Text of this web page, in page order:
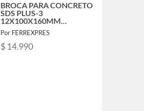
BROCA PARA CONCRETO
SDS PLUS-3
12X100X160MM
2608831032
Por FERREXPRES
$ 14.990